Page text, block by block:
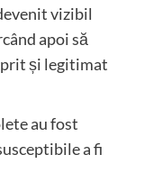
vizibil
apoi să
și legitimat
au fost
a fi